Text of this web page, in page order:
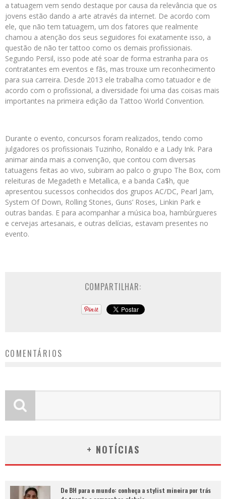
a tatuagem vem sendo destaque por causa da relevância que os
jovens estão dando a arte através da internet. De acordo com
ele, que não tem tatuagem, um dos fatores que realmente
chamou a atenção dos seus seguidores foi exatamente isso, a
questão de não ter tattoo como os demais profissionais.
Segundo Persil, isso pode até soar de forma estranha para os
contratantes em eventos e fãs, mas trouxe um reconhecimento
para sua carreira. Desde 2013 ele trabalha como tatuador e de
acordo com o profissional, a diversidade foi uma das coisas mais
importantes na primeira edição da Tattoo World Convention.
Durante o evento, concursos foram realizados, tendo como
julgadores os profissionais Tuzinho, Ronaldo e a Lady Ink. Para
animar ainda mais a convenção, que contou com diversas
tatuagens feitas ao vivo, subiram ao palco o grupo The Box, com
releituras de Megadeth e Metallica, e a banda Ca$h, que
apresentou sucessos conhecidos dos grupos AC/DC, Pearl Jam,
System Of Down, Rolling Stones, Guns’ Roses, Linkin Park e
outras bandas. E para acompanhar a música boa, hambúrgueres
e cervejas artesanais, e outras delícias, estavam presentes no
evento.
COMPARTILHAR:
COMENTÁRIOS
+ NOTÍCIAS
De BH para o mundo: conheça a stylist mineira por trás